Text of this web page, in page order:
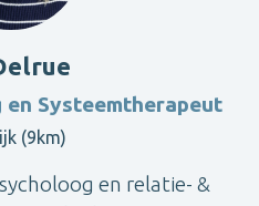
Systeemtherapeut
(9km)
en relatie- &